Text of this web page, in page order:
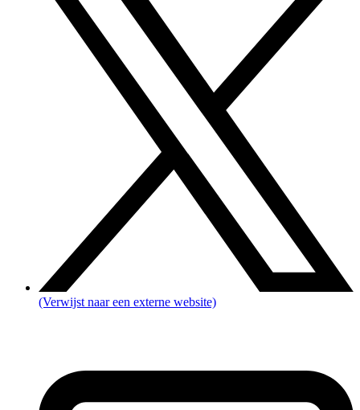
(Verwijst naar een externe website)